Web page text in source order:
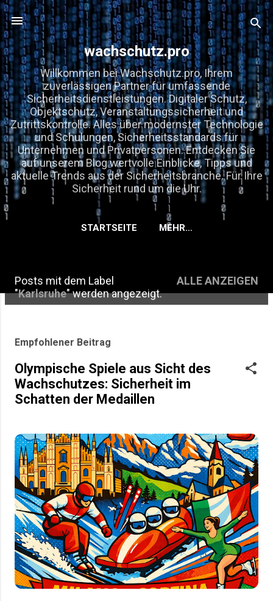
Direkt zum Hauptbereich
wachschutz.pro
Willkommen bei Wachschutz.pro, Ihrem
zuverlässigen Partner für umfassende
Sicherheitsdienstleistungen. Digitaler Schutz,
Objektschutz, Veranstaltungssicherheit und
Zutrittskontrolle. Alles über modernster Technologie
und Schulungen, Sicherheitsstandards für
Unternehmen und Privatpersonen. Entdecken Sie
auf unserem Blog wertvolle Einblicke, Tipps und
aktuelle Trends aus der Sicherheitsbranche. Für Ihre
Sicherheit rund um die Uhr.
STARTSEITE MEHR…
P
Posts mit dem Label
"Karlsruhe" werden angezeigt.
ALLE ANZEIGEN
Empfohlener Beitrag
Olympische Spiele aus Sicht des
Wachschutzes: Sicherheit im
Schatten der Medaillen